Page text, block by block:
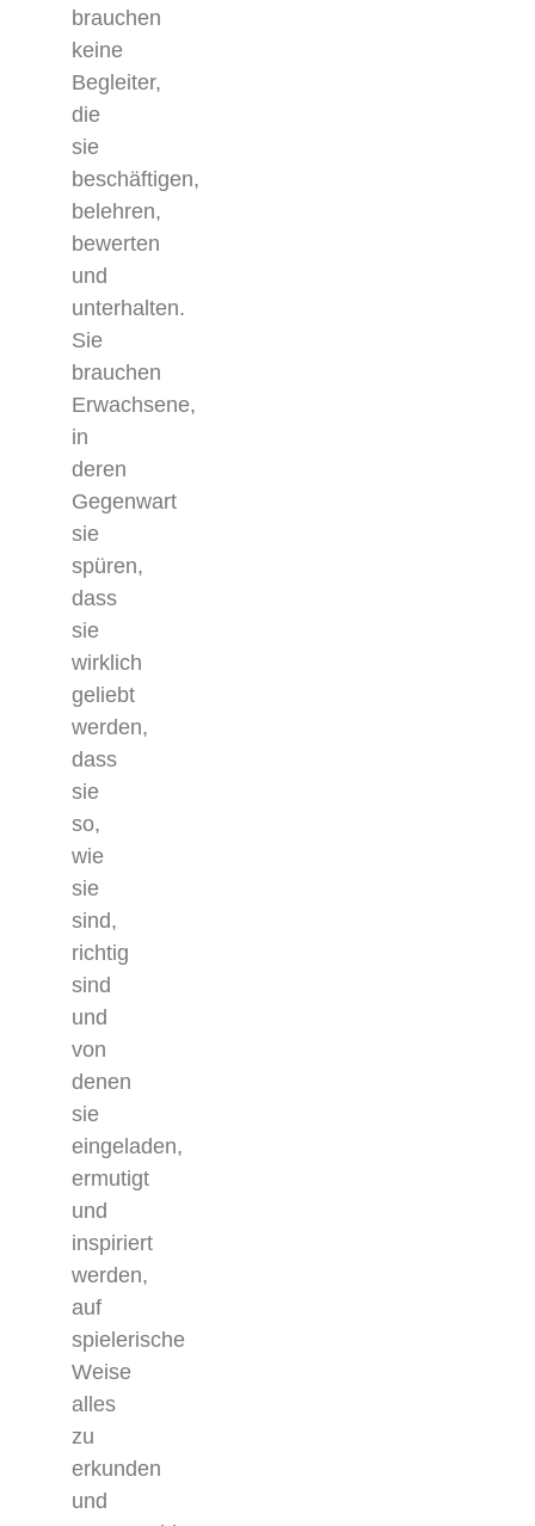
brauchen
keine
Begleiter,
die
sie
beschäftigen,
belehren,
bewerten
und
unterhalten.
Sie
brauchen
Erwachsene,
in
deren
Gegenwart
sie
spüren,
dass
sie
wirklich
geliebt
werden,
dass
sie
so,
wie
sie
sind,
richtig
sind
und
von
denen
sie
eingeladen,
ermutigt
und
inspiriert
werden,
auf
spielerische
Weise
alles
zu
erkunden
und